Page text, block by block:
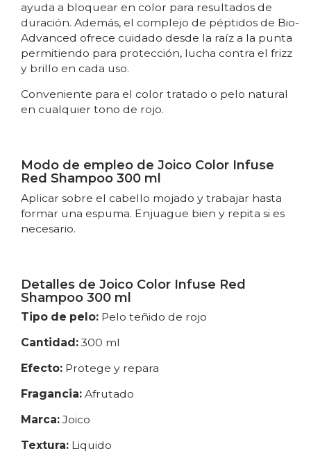
ayuda a bloquear en color para resultados de
duración. Además, el complejo de péptidos de Bio-
Advanced ofrece cuidado desde la raíz a la punta
permitiendo para protección, lucha contra el frizz
y brillo en cada uso.
Conveniente para el color tratado o pelo natural
en cualquier tono de rojo.
Modo de empleo de Joico Color Infuse
Red Shampoo 300 ml
Aplicar sobre el cabello mojado y trabajar hasta
formar una espuma. Enjuague bien y repita si es
necesario.
Detalles de Joico Color Infuse Red
Shampoo 300 ml
Tipo de pelo: Pelo teñido de rojo
Cantidad: 300 ml
Efecto: Protege y repara
Fragancia: Afrutado
Marca: Joico
Textura: Liquido